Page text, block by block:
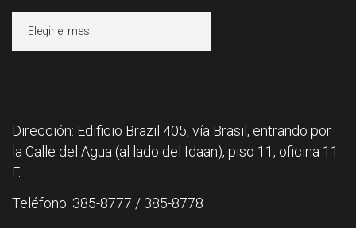
Dirección: Edificio Brazil 405, vía Brasil, entrando por
la Calle del Agua (al lado del Idaan), piso 11, oficina 11
F.
Teléfono: 385-8777 / 385-8778